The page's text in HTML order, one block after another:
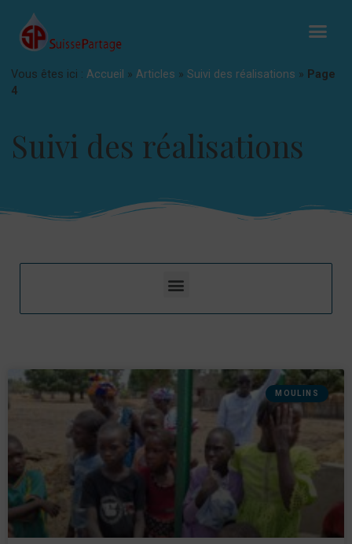
Vous êtes ici : Accueil » Articles » Suivi des réalisations » Page
4
Suivi des réalisations
MOULINS